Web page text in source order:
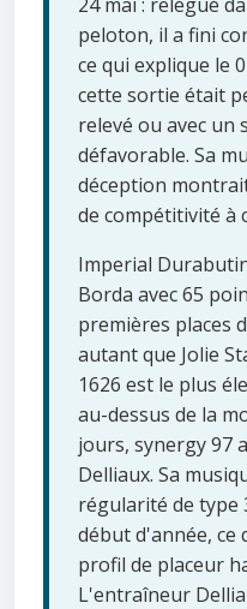
peloton, il a fini
ce qui explique le
cette sortie était
relevé ou avec un
défavorable. Sa
déception
de compétitivité à
Imperial
Borda avec 65
premières places
autant que Jolie
1626 est le plus
au-dessus de la
jours, synergy 97
Delliaux. Sa
régularité de type
début d'année, ce
profil de placeur
L'entraîneur